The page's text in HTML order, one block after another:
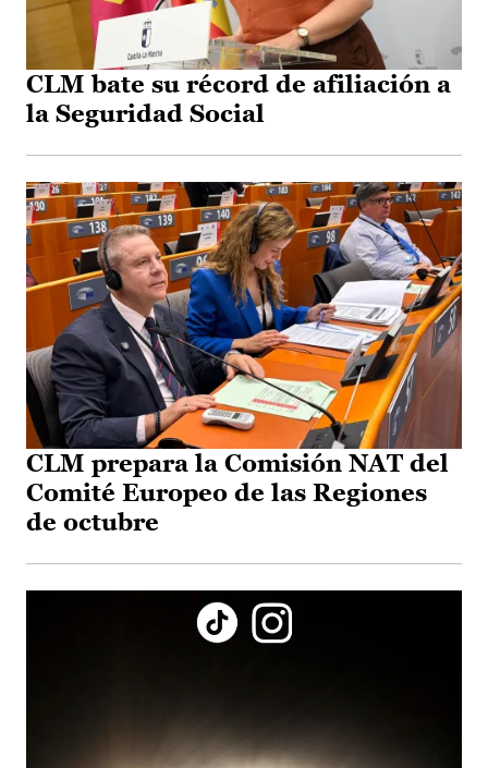
CLM bate su récord de afiliación a
la Seguridad Social
CLM prepara la Comisión NAT del
Comité Europeo de las Regiones
de octubre